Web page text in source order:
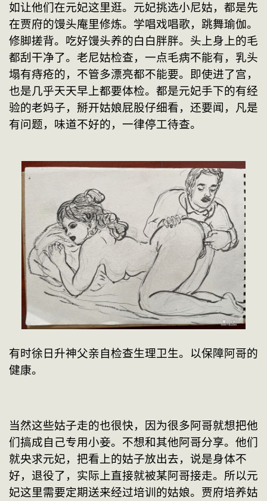
如让他们在元妃这里逛。元妃挑选小尼姑，都是先
在贾府的馒头庵里修炼。学唱戏唱歌，跳舞瑜伽。
修脚搓背。吃好馒头养的白白胖胖。头上身上的毛
都刮干净了。老尼姑检查，一点毛病不能有，乳头
塌有痔疮的，不管多漂亮都不能要。即使进了宫，
也是几乎天天早上都要体检。都是元妃手下的有经
验的老妈子，掰开姑娘屁股仔细看，还要闻，凡是
有问题，味道不好的，一律停工待查。
有时徐日升神父亲自检查生理卫生。以保障阿哥的
健康。
当然这些姑子走的也很快，因为很多阿哥就想把他
们搞成自己专用小妾。不想和其他阿哥分享。他们
就央求元妃，把看上的姑子放出去，说是身体不
好，退役了，实际上直接就被某阿哥接走。所以元
妃这里需要定期送来经过培训的姑娘。贾府培养姑